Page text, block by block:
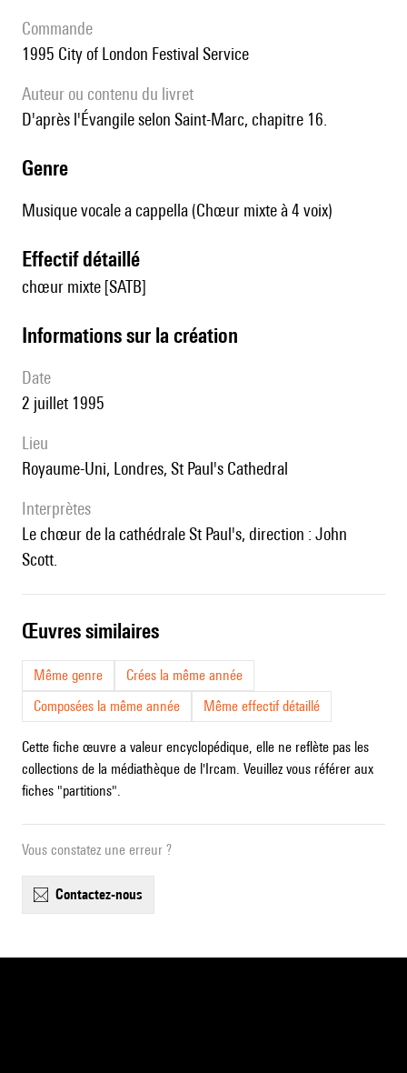
Commande
1995 City of London Festival Service
Auteur ou contenu du livret
d'après l'Évangile selon Saint-Marc, chapitre 16.
genre
Musique vocale a cappella (Chœur mixte à 4 voix)
effectif détaillé
chœur mixte [SATB]
informations sur la création
date
2 juillet 1995
lieu
Royaume-Uni, Londres, St Paul's Cathedral
interprètes
le chœur de la cathédrale St Paul's, direction : John
Scott.
œuvres similaires
Même genre
Crées la même année
Composées la même année
Même effectif détaillé
Cette fiche œuvre a valeur encyclopédique, elle ne reflète pas les
collections de la médiathèque de l'Ircam. Veuillez vous référer aux
fiches "partitions".
Vous constatez une erreur ?
contactez-nous